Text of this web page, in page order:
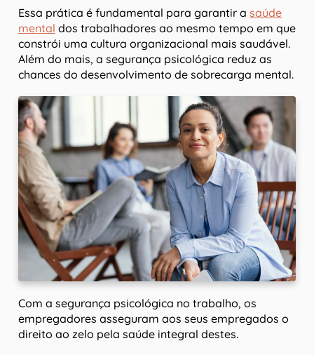
Essa prática é fundamental para garantir a saúde
mental dos trabalhadores ao mesmo tempo em que
constrói uma cultura organizacional mais saudável.
Além do mais, a segurança psicológica reduz as
chances do desenvolvimento de sobrecarga mental.
Com a segurança psicológica no trabalho, os
empregadores asseguram aos seus empregados o
direito ao zelo pela saúde integral destes.